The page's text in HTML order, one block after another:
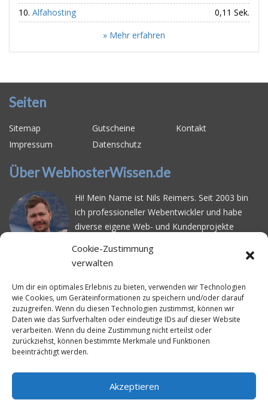
Cookie-Zustimmung
verwalten
Um dir ein optimales Erlebnis zu bieten, verwenden wir Technologien
wie Cookies, um Geräteinformationen zu speichern und/oder darauf
zuzugreifen. Wenn du diesen Technologien zustimmst, können wir
Daten wie das Surfverhalten oder eindeutige IDs auf dieser Website
verarbeiten. Wenn du deine Zustimmung nicht erteilst oder
zurückziehst, können bestimmte Merkmale und Funktionen
beeinträchtigt werden.
Akzeptieren
Alfahosting
0,11 Sek.
» Mehr erfahren
Seiten
Sitemap Gutscheine
Kontakt
Impressum
Datenschutz
Über WebhosterWissen.de
Hi! Mein Name ist Nils Reimers. Seit 2003 bin
ich professioneller Webentwickler und habe
diverse eigene Web- und Kundenprojekte
schwierig ist gutes Webhosting zu finden: Bei
vielen Anbietern ärgert man sich über
Serverausfälleoder überlangsame
Ladezeiten. Deswegen habe ich im Mai 2016
angefangen, die bekanntesten Webhoster
systematisch zu testen und deren
Erreichbarkeit und Ladezeit für eine typische
Website basierend auf dem beliebten CMS-
System WordPress zu protokollieren. Auf
WebhosterWissen.de werte ich diese